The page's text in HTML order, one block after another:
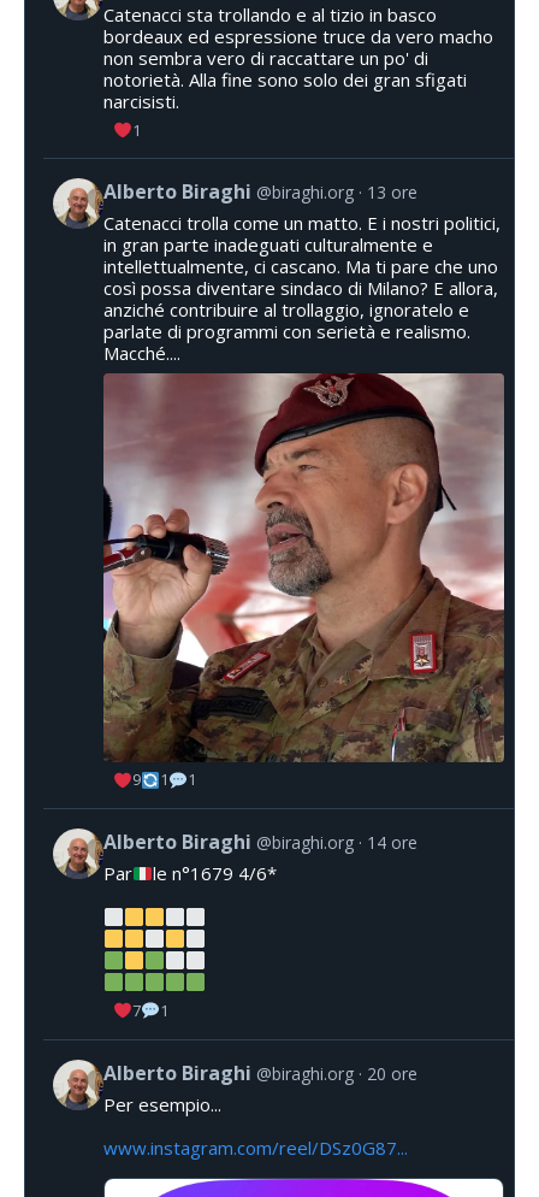
Catenacci sta trollando e al tizio in basco
bordeaux ed espressione truce da vero macho
non sembra vero di raccattare un po' di
notorietà. Alla fine sono solo dei gran sfigati
narcisisti.
1
Alberto Biraghi @biraghi.org 13 ore
Catenacci trolla come un matto. E i nostri politici,
in gran parte inadeguati culturalmente e
intellettualmente, ci cascano. Ma ti pare che uno
così possa diventare sindaco di Milano? E allora,
anziché contribuire al trollaggio, ignoratelo e
parlate di programmi con serietà e realismo.
Macché....
9 1 1
Alberto Biraghi @biraghi.org 14 ore
Par le n°1679 4/6*
7 1
Alberto Biraghi @biraghi.org 20 ore
Per esempio...
www.instagram.com/reel/DSz0G87...